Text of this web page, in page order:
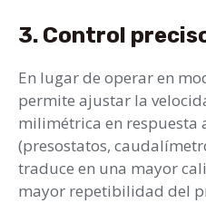
3. Control
En lugar de operar en
permite ajustar la
milimétrica en respuesta
(presostatos,
traduce en una mayor
mayor repetibilidad del